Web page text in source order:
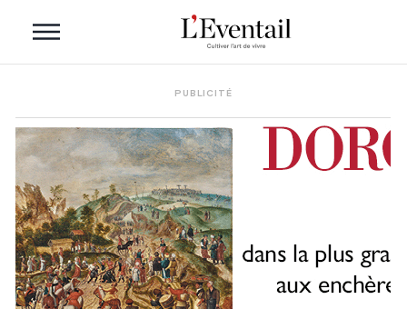
PUBLICITÉ